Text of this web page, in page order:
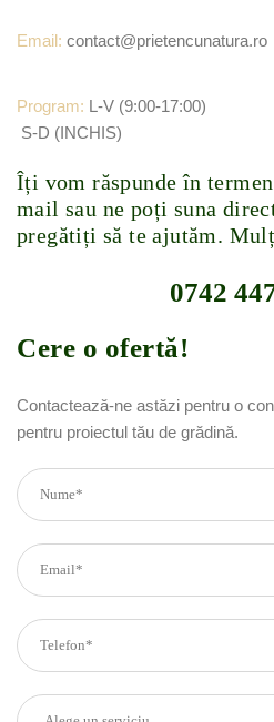
Email: contact@prietencunatura.ro
Program: L-V (9:00-17:00)
S-D (INCHIS)
Îți vom răspunde în
mail sau ne poți suna
pregătiți să te ajutăm.
0742
Cere o ofertă!
Contactează-ne astăzi pentru o
pentru proiectul tău de grădină.